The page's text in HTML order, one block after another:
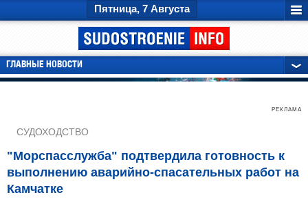
Пятница, 7 Августа
ГЛАВНЫЕ НОВОСТИ
РЕКЛАМА
СУДОХОДСТВО
"Морспасслужба" подтвердила готовность к
выполнению аварийно-спасательных работ на
Камчатке